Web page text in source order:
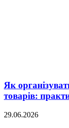
Як
товарів:
29.06.2026